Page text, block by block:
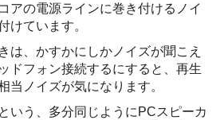
アの電源ラインに巻き付けるノイ
けています。
は、かすかにしかノイズが聞こえ
ドフォン接続するにすると、再生
当ノイズが気になります。
いう、多分同じようにPCスピーカ